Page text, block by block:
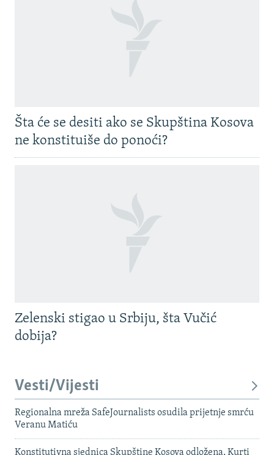
Šta će se desiti ako se Skupština Kosova
ne konstituiše do ponoći?
Zelenski stigao u Srbiju, šta Vučić
dobija?
Vesti/Vijesti
Regionalna mreža SafeJournalists osudila prijetnje smrću
Veranu Matiću
Konstitutivna sjednica Skupštine Kosova odložena, Kurti